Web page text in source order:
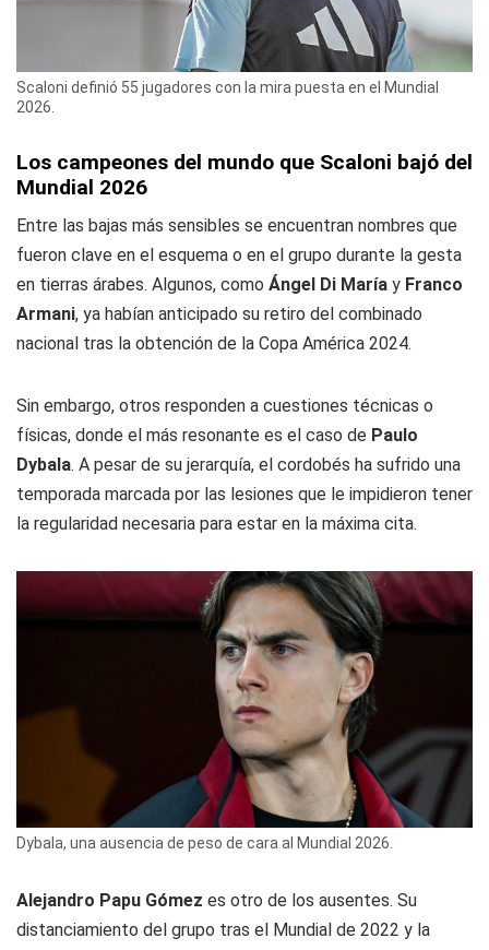
Scaloni definió 55 jugadores con la mira puesta en el Mundial
2026.
Los campeones del mundo que Scaloni bajó del
Mundial 2026
Entre las bajas más sensibles se encuentran nombres que
fueron clave en el esquema o en el grupo durante la gesta
en tierras árabes. Algunos, como Ángel Di María y Franco
Armani, ya habían anticipado su retiro del combinado
nacional tras la obtención de la Copa América 2024.
Sin embargo, otros responden a cuestiones técnicas o
físicas, donde el más resonante es el caso de Paulo
Dybala. A pesar de su jerarquía, el cordobés ha sufrido una
temporada marcada por las lesiones que le impidieron tener
la regularidad necesaria para estar en la máxima cita.
Dybala, una ausencia de peso de cara al Mundial 2026.
Alejandro Papu Gómez es otro de los ausentes. Su
distanciamiento del grupo tras el Mundial de 2022 y la